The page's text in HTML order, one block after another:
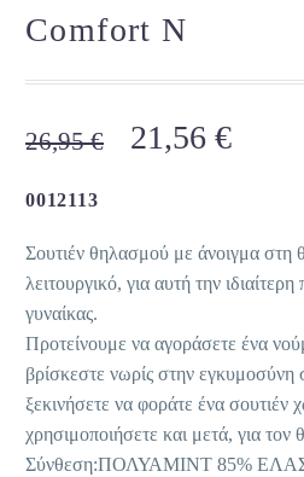
Comfort N
26,95€
Original
26,95 €.
21,56 €Η
είναι:
0012113
Σουτιέν θηλασμού με άνοιγμα στη
λειτουργικό, για αυτή την
γυναίκας.
Προτείνουμε να αγοράσετε ένα
βρίσκεστε νωρίς στην εγκυμοσύνη
ξεκινήσετε να φοράτε ένα σουτιέν
χρησιμοποιήσετε και μετά, για τον
Σύνθεση:ΠΟΛΥΑΜΙΝΤ 85%